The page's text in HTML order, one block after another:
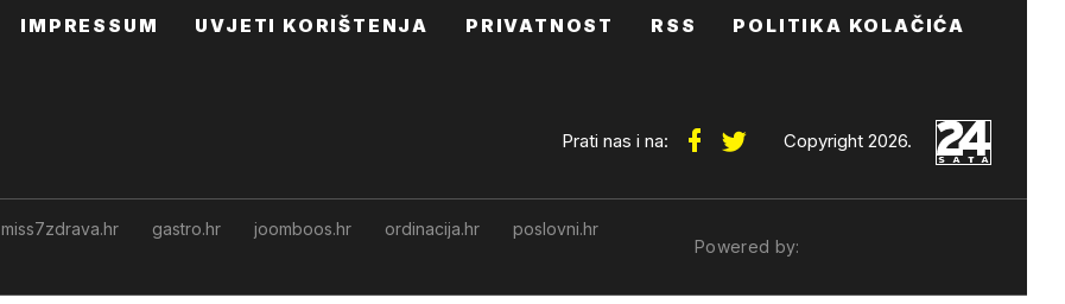
IMPRESSUM UVJETI KORIŠTENJA PRIVATNOST RSS POLITIKA KOLAČIĆA
Prati nas i na: Copyright 2026.
miss7zdrava.hr gastro.hr joomboos.hr ordinacija.hr
poslovni.hr
Powered by: